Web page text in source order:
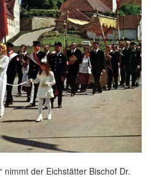
nimmt der Eichstätter Bischof Dr.